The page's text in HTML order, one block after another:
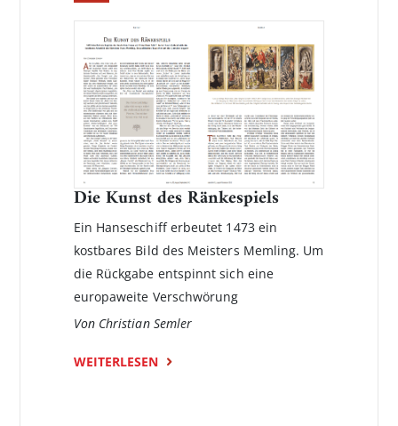
Die Kunst des Ränkespiels
Ein Hanseschiff erbeutet 1473 ein
kostbares Bild des Meisters Memling. Um
die Rückgabe entspinnt sich eine
europaweite Verschwörung
Von Christian Semler
WEITERLESEN